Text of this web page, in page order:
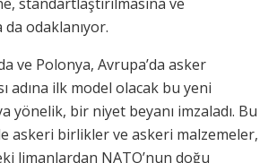
da odaklanıyor.
ve Polonya, Avrupa’da asker
adına ilk model olacak bu yeni
yönelik, bir niyet beyanı imzaladı. Bu
askeri birlikler ve askeri malzemeler,
limanlardan NATO’nun doğu